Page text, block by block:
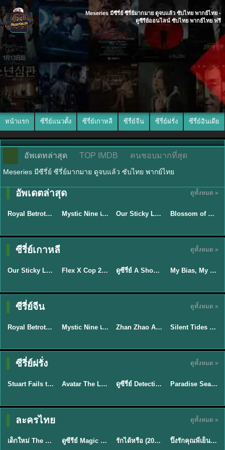
Meseries มีซีรี่ย์ ซีรี่ย์มากมาย ดูจบแล้ว ซับไทย พากย์ไทย -
ดูซีรีย์ออนไลน์ ซับไทย พากย์ไทย ฟรี
หน้าแรก ซีรีย์แนวตั้ง ซีรี่ย์เกาหลี ซีรี่ย์จีน ซีรี่ย์ฝรั่ง ซีรี่ย์อินเดีย
อัพเดทล่าสุด TOP IMDB คนชอบมากที่สุด
Meseries มีซีรี่ย์ ซีรี่ย์มากมาย ดูจบแล้ว ซับไทย พากย์ไทย
อัพเดตล่าสุด ดูทั้งหมด »
★9
ซับไทย
Royal Betrothal (2026) สัญญาวิวาห์แห่งราชวงศ์ พากย์ไทย ซับไทย EP1-32 ★9
พากย์ไทย/ซับ
Mystic Nine เก้าสกุล (2026) พากย์ไทย ซับไทย EP.1-30 ★6 Our Sticky Love รักติดหนึบ (2026) พากย์ไทย ซับไทย EP.1-12
ซับไทย
Blossom of Power (2026) บุหงาซ่อนคม พากย์ไทย ซับไทย EP1-36
ซีรี่ย์เกาหลี ดูทั้งหมด »
★6
ซับไทย
Our Sticky Love รักติดหนึบ (2026) พากย์ไทย ซับไทย EP.1-12 ★8 Flex X Cop 2 คุณชายสายสืบ ซีซั่น 2 (2026) พากย์ไทย ซับไทย EP.1-14 ★8 EP.16ดูซีรี่ย์ A Shop for Killers 2 ร้านลับนักฆ่า ซีซัน 2 (2026) ซับไทย-พากย์ไทย
ซับไทย
My Bias, My Boss เมื่อเมนฉันเป็นประธานบริษัท (2026) พากย์ไทย ซับไทย EP.1-12
ซีรี่ย์จีน ดูทั้งหมด »
★9
ซับไทย
Royal Betrothal (2026) สัญญาวิวาห์แห่งราชวงศ์ พากย์ไทย ซับไทย EP1-32 ★9 Mystic Nine เก้าสกุล (2026) พากย์ไทย ซับไทย EP.1-30 ★5 Zhan Zhao Adventures จั่นเจาตะลุยยุทธภพ (2026) พากย์ไทย ซับไทย EP.1-37 (จบ) ★9.5
พากย์ไทย
Silent Tides คลื่นลมลวง (2025) พากย์ไทย ซับไทย EP.1-31
ซีรี่ย์ฝรั่ง ดูทั้งหมด »
★9.3
พากย์ไทย
Stuart Fails to Save the Universe สจ๊วตล่มแผนกู้จักรวาล (2026) พากย์ไทย ซับไทย EP.1-10 ★7.8 EP.7Avatar The Last Airbender 2 เณรน้อยเจ้าอภินิหาร พากย์ไทย EP.9ดูซีรี่ย์ Detective Hole (2026) พากย์ไทย HD ฟรี อัปเดตล่าสุด Netflix EP.8
พากย์ไทย
Paradise Season 2 (2026) พากย์ไทย EP1-8 ดูซีรี่ย์ฝรั่ง HD ครบทุกตอน
ละครไทย ดูทั้งหมด »
★ 8 EP.6
พากย์ไทย
เด็กใหม่ The Reset 2026 EP1-6 พากย์ไทย ดูซีรี่ย์ Netflix ล่าสุด HD ดูซีรีย์ Magic Move (2026) ทำนายทายรัก Thai EP.1-10 HD รักได้หรือ (2026) YOUNG Let's Begin Again พากย์ไทย EP.1-19 ★8
พากย์ไทย
ปิ๊งรักคุณพี่เย็นชา (2026) Frozen Valentine EP.1-10 (จบ)